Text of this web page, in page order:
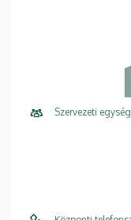
Szervezeti egység